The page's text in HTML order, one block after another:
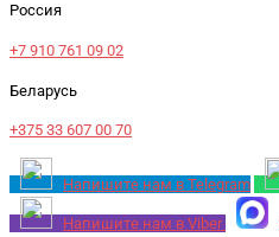
Россия
+7 910 761 09 02
Беларусь
+375 33 607 00 70
Напишите нам в Telegram
Напишите нам в Viber